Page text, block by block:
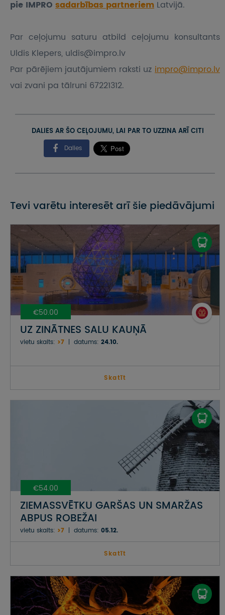
pie IMPRO sadarbības partneriem Latvijā.
Par ceļojumu saturu atbild ceļojumu konsultants
Uldis Klepers, uldis@impro.lv
Par pārējiem jautājumiem raksti uz impro@impro.lv
vai zvani pa tālruni 67221312.
DALIES AR ŠO CEĻOJUMU, LAI PAR TO UZZINA ARĪ CITI
Dalies
Tevi varētu interesēt arī šie piedāvājumi
€50.00
UZ ZINĀTNES SALU KAUŅĀ
vietu skaits: >7 datums: 24.10.
Skatīt
€54.00
ZIEMASSVĒTKU GARŠAS UN SMARŽAS
ABPUS ROBEŽAI
vietu skaits: >7 datums: 05.12.
Skatīt